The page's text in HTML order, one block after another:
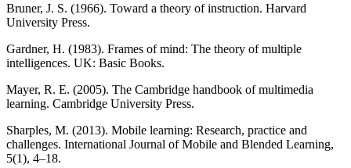
Bruner, J. S. (1966). Toward a theory of instruction. Harvard
University Press.
Gardner, H. (1983). Frames of mind: The theory of multiple
intelligences. UK: Basic Books.
Mayer, R. E. (2005). The Cambridge handbook of multimedia
learning. Cambridge University Press.
Sharples, M. (2013). Mobile learning: Research, practice and
challenges. International Journal of Mobile and Blended Learning,
5(1), 4–18.